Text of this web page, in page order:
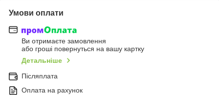
Умови оплати
Ви отримаєте замовлення
або гроші повернуться на вашу картку
Детальніше
Післяплата
Оплата на рахунок